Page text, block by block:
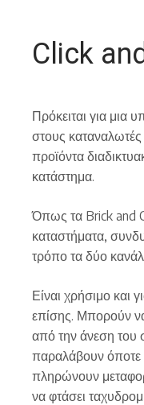
Click
Πρόκειται για μια
στους
προϊόντα
κατάστημα.
Όπως τα Brick and
καταστήματα,
τρόπο τα δύο
Είναι χρήσιμο και
επίσης. Μπορούν
από την άνεση του
παραλάβουν όποτε
πληρώνουν
να φτάσει